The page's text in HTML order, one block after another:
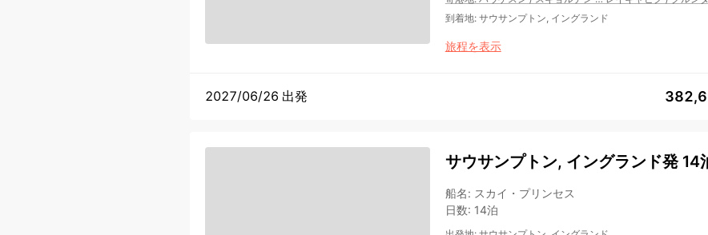
到着地: サウサンプトン, イングランド
旅程を表示
2027/06/26 出発
サウサンプトン, イングランド発 14
船名: スカイ・プリンセス
日数: 14泊